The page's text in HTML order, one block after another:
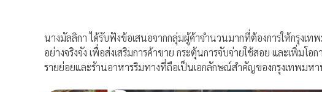
นางมัลลิกา ได้รับฟังข้อเสนอจากกลุ่มผู้ค้าจำนวนมากที่ต้องการให้กรุงเ
อย่างจริงจัง เพื่อส่งเสริมการค้าขาย กระตุ้นการจับจ่ายใช้สอย และเพิ่มโ
รายย่อยและร้านอาหารริมทางที่ถือเป็นเอกลักษณ์สำคัญของกรุงเทพมห